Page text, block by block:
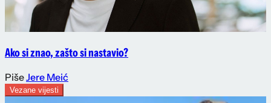
Ako si znao, zašto si nastavio?
PišeJere Meić
Vezane vijesti